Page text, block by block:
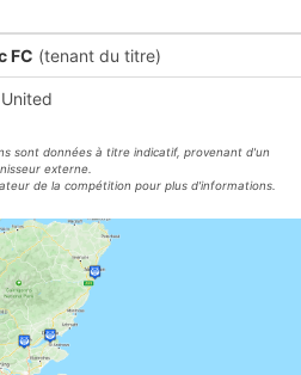
FC (tenant du titre)
sont données à titre indicatif, provenant d'un
externe.
de la compétition pour plus d'informations.